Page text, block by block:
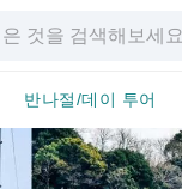
반나절/데이 투어